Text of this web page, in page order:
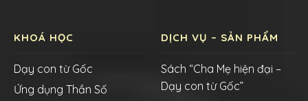
KHOÁ HỌC
Dạy con từ Gốc
Ứng dụng Thần Số
DỊCH VỤ – SẢN PHẨM
Sách “Cha Mẹ hiện đại –
Dạy con từ Gốc”